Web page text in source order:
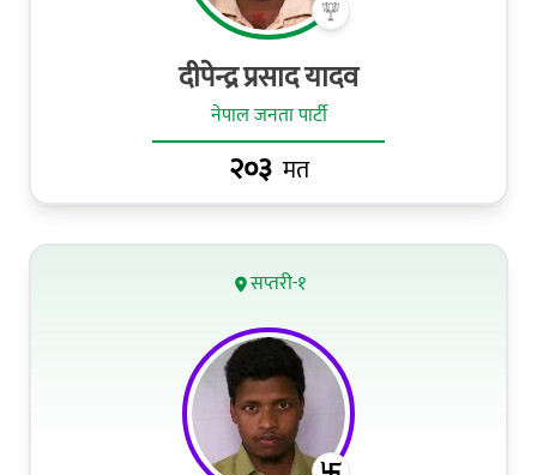
दीपेन्द्र प्रसाद यादव
नेपाल जनता पार्टी
२०३ मत
सप्तरी-१